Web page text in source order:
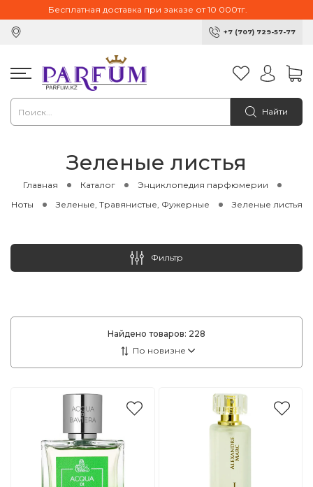
Бесплатная доставка при заказе от 10 000тг.
+7 (707) 729-57-77
Найти
Зеленые листья
Главная Каталог
Энциклопедия парфюмерии
Ноты
Зеленые, Травянистые, Фужерные Зеленые листья
Найдено товаров: 228
Фильтр